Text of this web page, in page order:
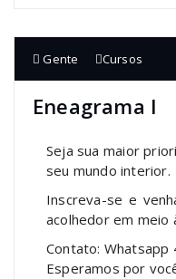
Gente Cursos
Eneagrama I
Seja sua maior
seu mundo interior.
Inscreva-se e
acolhedor em meio
Contato: Whatsapp
Esperamos por